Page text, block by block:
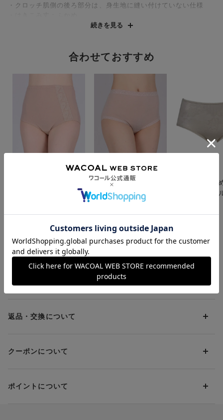
・クロッチ肌側の後ろ部分は、身生地に縫い付けていない仕様
M：ウエスト48.0cm
L：ウエスト52.0cm
※サイズ詳細の寸法には多少の差異がございます
出来上がり寸法の測り方については
こちら
ショーツの種類（ウエスト位置、裾ライン位置）については
こち
らをご覧ください。
続きを見る
合わせておすすめ
通しタイプ ショーツ
ワコール
身生地綿１００％すっ
ぽり包みこむ ショー
¥1,210～
【綿混・ふか
チは綿混パイ
お支払方法について
お支払い方法は下記よりお選びいただけます。
代金引換
PayPay
楽天ペイ
※商品や条件により、一部ご利用いただけないお支払方法がござ
（税込）（全国一律）をご負担いただきます。
す。
返品・交換について
ブラジャー・靴・スポーツタイツ(CW-X)・一部マタニティ商品
い」をご利用ください。ただし、セール商品は返送料無料の対
象外です。
クーポンについて
クーポン利用方法について
クーポン利用欄の『クーポンを利用する』にチェックし、取得
ポイントについて